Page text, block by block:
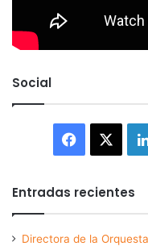
Social
Facebook
Entradas recientes
Directora de la